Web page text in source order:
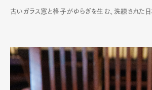
古いガラス窓と格子がゆらぎを生む、洗練された日